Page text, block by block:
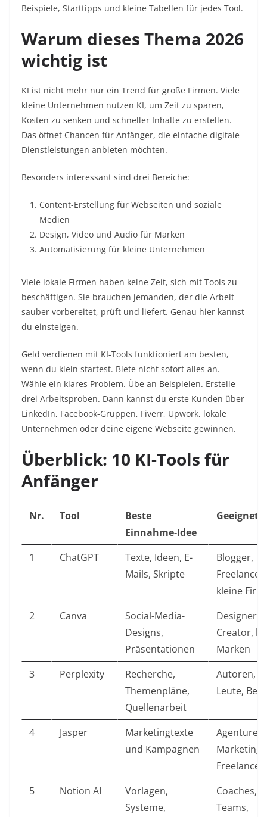
Beispiele, Starttipps und kleine Tabellen für jedes Tool.
Warum dieses Thema 2026
wichtig ist
KI ist nicht mehr nur ein Trend für große Firmen. Viele
kleine Unternehmen nutzen KI, um Zeit zu sparen,
Kosten zu senken und schneller Inhalte zu erstellen.
Das öffnet Chancen für Anfänger, die einfache digitale
Dienstleistungen anbieten möchten.
Besonders interessant sind drei Bereiche:
Content-Erstellung für Webseiten und soziale
Medien
Design, Video und Audio für Marken
Automatisierung für kleine Unternehmen
Viele lokale Firmen haben keine Zeit, sich mit Tools zu
beschäftigen. Sie brauchen jemanden, der die Arbeit
sauber vorbereitet, prüft und liefert. Genau hier kannst
du einsteigen.
Geld verdienen mit KI-Tools funktioniert am besten,
wenn du klein startest. Biete nicht sofort alles an.
Wähle ein klares Problem. Übe an Beispielen. Erstelle
drei Arbeitsproben. Dann kannst du erste Kunden über
LinkedIn, Facebook-Gruppen, Fiverr, Upwork, lokale
Unternehmen oder deine eigene Webseite gewinnen.
Überblick: 10 KI-Tools für
Anfänger
Nr. Tool
Beste
Einnahme-Idee
Geeignet
1 ChatGPT
Texte, Ideen, E-
Mails, Skripte
Blogger,
Freelancer,
kleine
2
Canva
Social-Media-
Designs,
Präsentationen
Designer,
Creator,
Marken
3
Perplexity
Recherche,
Themenpläne,
Quellenarbeit
Autoren,
Leute,
4 Jasper
Marketingtexte
und Kampagnen
Agenturen,
Marketing-
Freelancer
5
Notion AI
Vorlagen,
Systeme,
Coaches,
Teams,